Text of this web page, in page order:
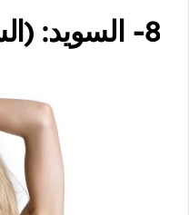
8- السويد: (السويديات)